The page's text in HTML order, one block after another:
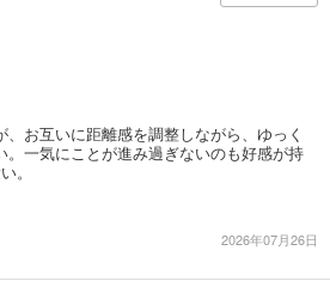
、お互いに距離感を調整しながら、ゆっく
。一気にことが進み過ぎないのも好感が持
。
2026年07月26日